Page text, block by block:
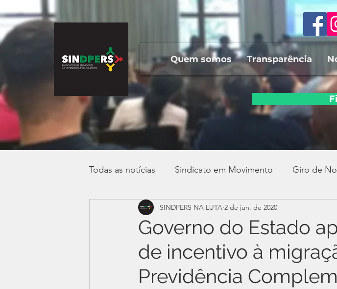
Quem somos Transparência
Todas as notícias Sindicato em Movimento Giro de
Campanha Salarial
Governo do Estado
de incentivo à
Previdência
SINDPERS NA LUTA 2 de jun. de 2020